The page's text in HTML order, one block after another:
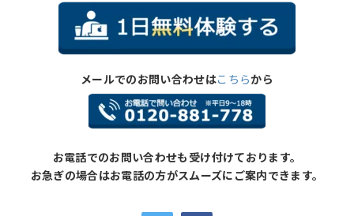
メールでのお問い合わせはこちらから
お電話でのお問い合わせも受け付けております。
お急ぎの場合はお電話の方がスムーズにご案内できます。